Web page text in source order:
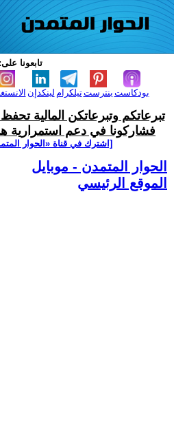
تابعونا على:
لينكدإن تيلكرامبنترست بودكاست
تبرعاتكم وتبرعاتكن المالية
فشاركونا في دعم استمرارية
[اشترك في قناة ‫«الحوار
الحوار المتمدن - موبايل
الموقع الرئيسي